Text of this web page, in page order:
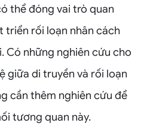
thể đóng vai trò quan
rối loạn nhân cách
Có những nghiên cứu cho
giữa di truyền và rối loạn
cần thêm nghiên cứu để
tương quan này.